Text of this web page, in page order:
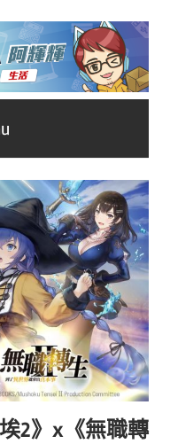
2》x《無職轉